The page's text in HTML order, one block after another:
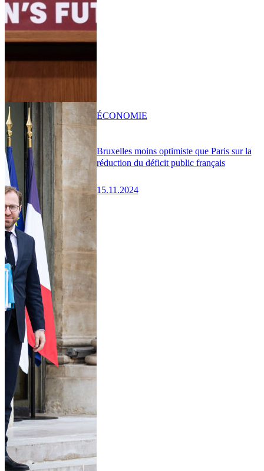
Bruxelles moins optimiste que Paris sur la
réduction du déficit public français
15.11.2024
ÉCONOMIE